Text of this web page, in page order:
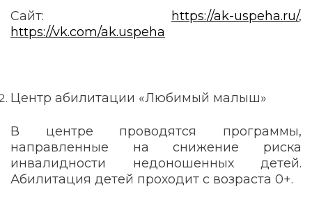
Сайт: https://ak-uspeha.ru/,
https://vk.com/ak.uspeha
Центр абилитации «Любимый малыш»
В центре проводятся программы,
направленные на снижение риска
инвалидности недоношенных детей.
Абилитация детей проходит с возраста 0+.